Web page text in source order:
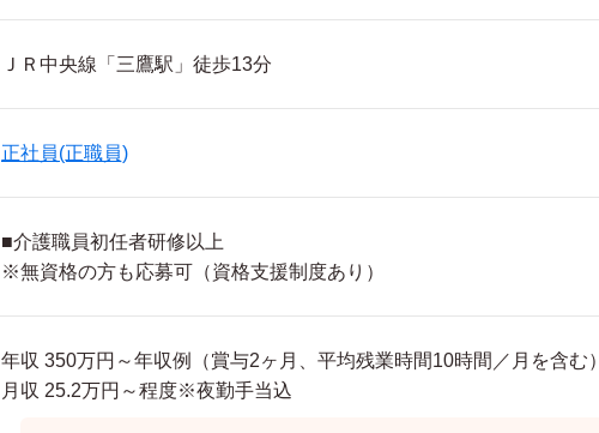
ＪＲ中央線「三鷹駅」徒歩13分
正社員(正職員)
■介護職員初任者研修以上
※無資格の方も応募可（資格支援制度あり）
年収 350万円～年収例（賞与2ヶ月、平均残業時間10時間／月を含む）
月収 25.2万円～程度※夜勤手当込